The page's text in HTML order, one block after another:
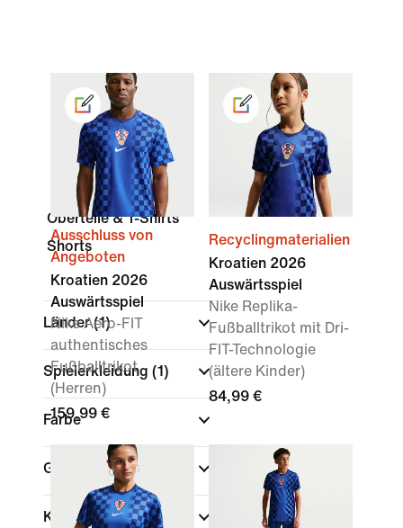
Oberteile & T-Shirts
Shorts
Länder(1)
Spielerkleidung (1)
Farbe
Geschlecht
Kinder
Ausschluss von
Angeboten
Kroatien 2026
Auswärtsspiel
Nike Aero-FIT
authentisches
Fußballtrikot
(Herren)
159,99 €
Recyclingmaterialien
Kroatien 2026
Auswärtsspiel
Nike Replika-
Fußballtrikot mit Dri-
FIT-Technologie
(ältere Kinder)
84,99 €